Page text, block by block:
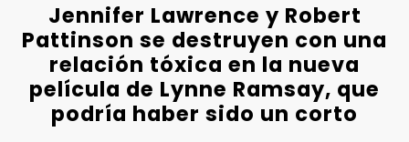
Jennifer Lawrence y Robert
Pattinson se destruyen con una
relación tóxica en la nueva
película de Lynne Ramsay, que
podría haber sido un corto